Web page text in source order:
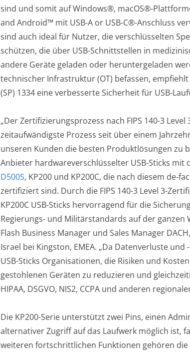
sind und somit auf Windows®, macOS®-
and Android™ mit USB-A or USB-C®-Anschluss
sind auch ideal für Nutzer, die verschlüsselten
schützen, die über USB-Schnittstellen in
andere Geräte geladen oder heruntergeladen
technischer Infrastruktur (OT) befassen,
(SP) 1334 eine verbesserte Sicherheit für USB-
„Der Zertifizierungsprozess nach FIPS 140-3
zeitaufwändigste Prozess seit über einem
unseren Kunden die besten Produktlösungen zu
Anbieter hardwareverschlüsselter USB-Sticks mit
D500S, KP200 und KP200C, die nach diesem de-
zertifiziert sind. Durch die FIPS 140-3 Level 3-
KP200C USB-Sticks hervorragend für die
Regierungs- und Militärstandards auf der ganzen
Flash Business Manager und Sales Manager
Israel bei Kingston, EMEA. „Da Datenverluste
USB-Sticks Organisationen, die Risiken und
gestohlenen Geräten zu reduzieren und
HIPAA, DSGVO, NIS2, CCPA und anderen
Die KP200-Serie unterstützt zwei Pins, einen
alternativer Zugriff auf das Laufwerk möglich ist,
weiteren fortschrittlichen Funktionen gehören